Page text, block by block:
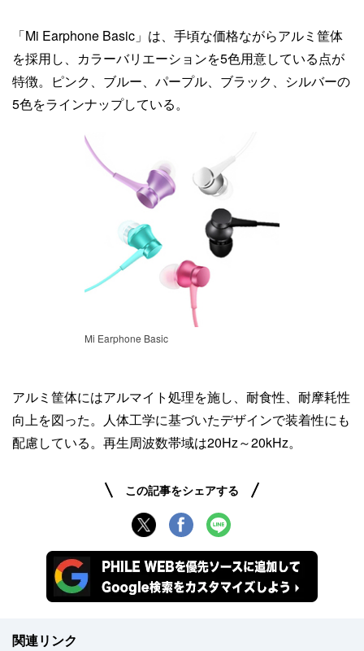
「Mi Earphone Basic」は、手頃な価格ながらアルミ筐体
を採用し、カラーバリエーションを5色用意している点が
特徴。ピンク、ブルー、パープル、ブラック、シルバーの
5色をラインナップしている。
Mi Earphone Basic
アルミ筐体にはアルマイト処理を施し、耐食性、耐摩耗性
向上を図った。人体工学に基づいたデザインで装着性にも
配慮している。再生周波数帯域は20Hz～20kHz。
この記事をシェアする
関連リンク